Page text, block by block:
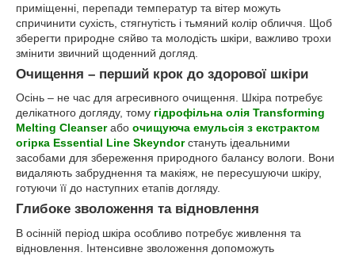
приміщенні, перепади температур та вітер можуть
спричинити сухість, стягнутість і тьмяний колір обличчя. Щоб
зберегти природне сяйво та молодість шкіри, важливо трохи
змінити звичний щоденний догляд.
Очищення – перший крок до здорової шкіри
Осінь – не час для агресивного очищення. Шкіра потребує
делікатного догляду, тому гідрофільна олія Transforming
Melting Cleanserабо очищуюча емульсія з екстрактом
огірка Essential Line Skeyndorстануть ідеальними
засобами для збереження природного балансу вологи. Вони
видаляють забруднення та макіяж, не пересушуючи шкіру,
готуючи її до наступних етапів догляду.
Глибоке зволоження та відновлення
В осінній період шкіра особливо потребує живлення та
відновлення. Інтенсивне зволоження допоможуть